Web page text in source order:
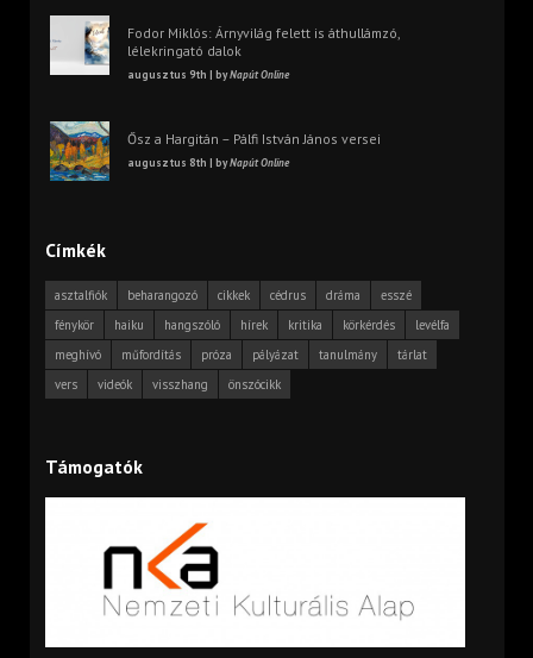
Fodor Miklós: Árnyvilág felett is áthullámzó,
lélekringató dalok
augusztus 9th | byNapút Online
Ősz a Hargitán – Pálfi István János versei
augusztus 8th | byNapút Online
Címkék
asztalfiók beharangozó cikkek cédrus dráma
esszé
fénykör
haiku hangszóló hírek kritika körkérdés
levélfa
meghívó
műfordítás próza pályázat tanulmány
tárlat
vers
videók visszhang önszócikk
Támogatók